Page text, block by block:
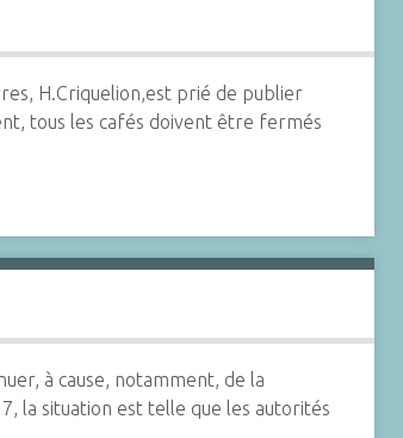
H.Criquelion,est prié de publier
tous les cafés doivent être fermés
à cause, notamment, de la
la situation est telle que les autorités